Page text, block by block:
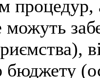
бюджету